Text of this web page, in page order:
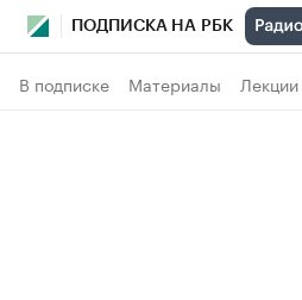
ПОДПИСКА НА РБК
В подписке Материалы Лекции